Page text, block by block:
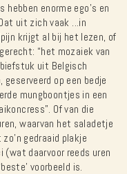
enorme ego’s en
uit zich vaak ...in
krijgt al bij het lezen, of
“het mozaiek van
uit Belgisch
op een bedje
mungboontjes in een
Of van die
waarvan het saladetje
gedraaid plakje
(wat daarvoor reeds uren
voorbeeld is.